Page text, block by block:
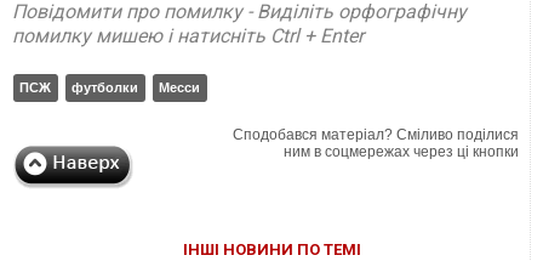
Повідомити про помилку - Виділіть орфографічну
помилку мишею і натисніть Ctrl + Enter
ПСЖ футболки Месси
Сподобався матеріал? Сміливо поділися
ним в соцмережах через ці кнопки
ІНШІ НОВИНИ ПО ТЕМІ